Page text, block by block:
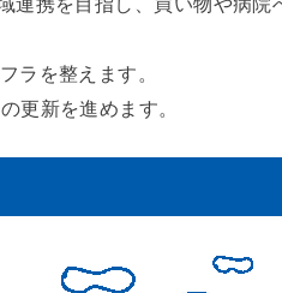
ラを整えます。
更新を進めます。